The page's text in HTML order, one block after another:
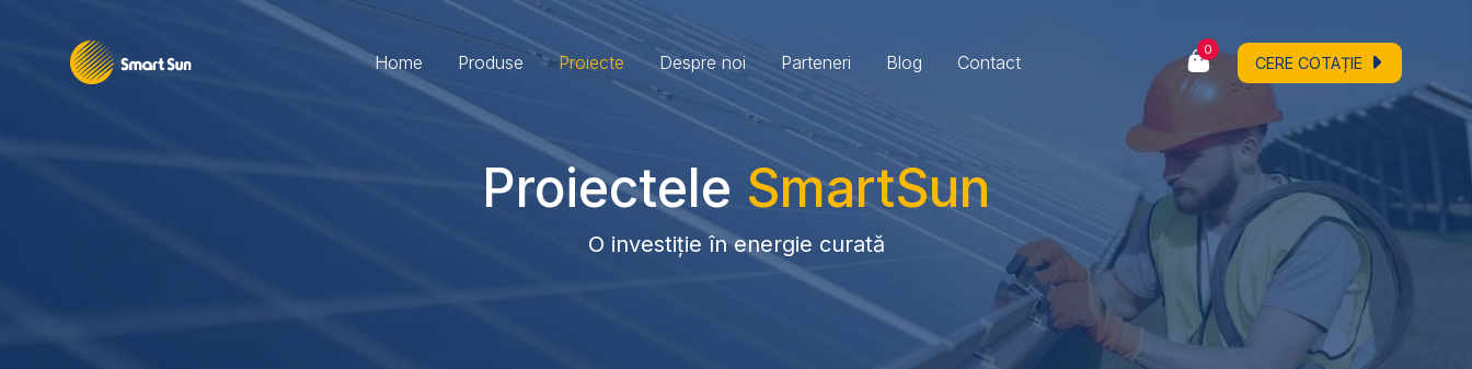
Home Produse Proiecte Despre noi Parteneri Blog Contact
0
CERE COTAȚIE
Proiectele SmartSun
O investiție în energie curată